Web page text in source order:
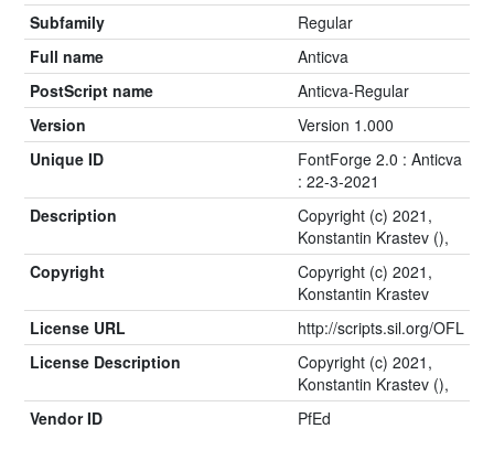
Subfamily
Regular
Full name
Anticva
PostScript name
Anticva-Regular
Version
Version 1.000
Unique ID
FontForge 2.0 : Anticva
: 22-3-2021
Description
Copyright (c) 2021,
Konstantin Krastev (),
Copyright
Copyright (c) 2021,
Konstantin Krastev
License URL
http://scripts.sil.org/OFL
License Description
Copyright (c) 2021,
Konstantin Krastev (),
Vendor ID
PfEd